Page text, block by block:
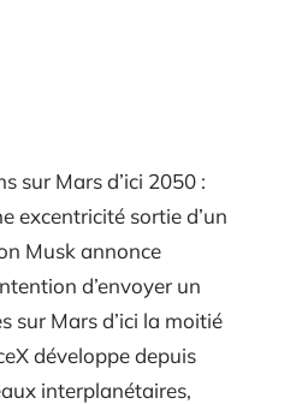
sur Mars d’ici 2050 :
excentricité sortie d’un
Musk annonce
d’envoyer un
sur Mars d’ici la moitié
développe depuis
interplanétaires,